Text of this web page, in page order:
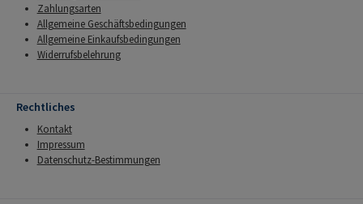
Zahlungsarten
Allgemeine Geschäftsbedingungen
Allgemeine Einkaufsbedingungen
Widerrufsbelehrung
Rechtliches
Kontakt
Impressum
Datenschutz-Bestimmungen